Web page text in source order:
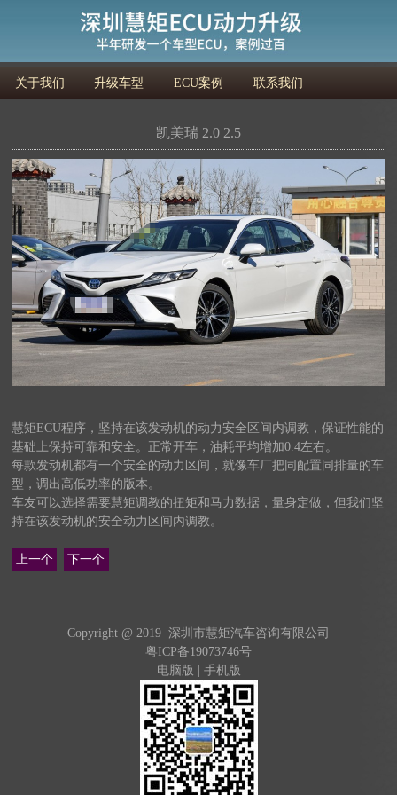
关于我们 升级车型 ECU案例 联系我们
凯美瑞 2.0 2.5
慧矩ECU程序，坚持在该发动机的动力安全区间内调教，保证性能的
基础上保持可靠和安全。正常开车，油耗平均增加0.4左右。
每款发动机都有一个安全的动力区间，就像车厂把同配置同排量的车
型，调出高低功率的版本。
车友可以选择需要慧矩调教的扭矩和马力数据，量身定做，但我们坚
持在该发动机的安全动力区间内调教。
上一个 下一个
Copyright @ 2019 深圳市慧矩汽车咨询有限公司
粤ICP备19073746号
电脑版
手机版